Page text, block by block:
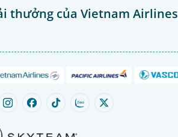
thưởng của Vietnam Airlines